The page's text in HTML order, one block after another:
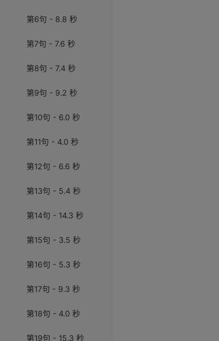
第6句 - 8.8 秒
第7句 - 7.6 秒
第8句 - 7.4 秒
第9句 - 9.2 秒
第10句 - 6.0 秒
第11句 - 4.0 秒
第12句 - 6.6 秒
第13句 - 5.4 秒
第14句 - 14.3 秒
第15句 - 3.5 秒
第16句 - 5.3 秒
第17句 - 9.3 秒
第18句 - 4.0 秒
第19句 - 15.3 秒